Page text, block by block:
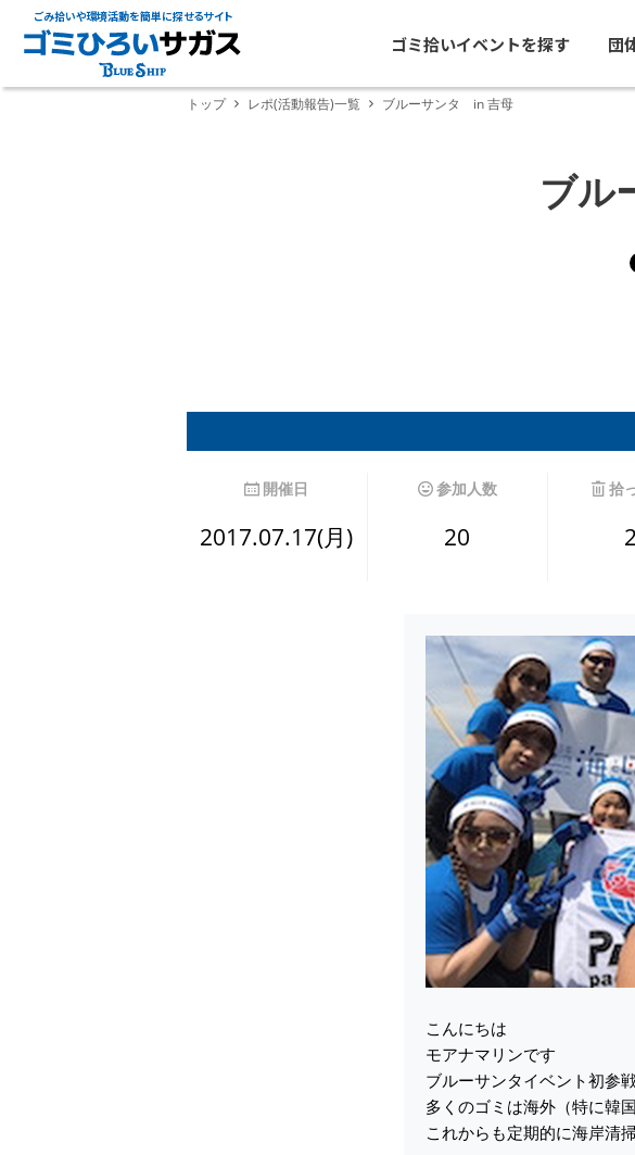
ごみ拾いや環境活動を簡単に探せるサイト
ゴミ拾いイベントを探す 団
トップ レポ(活動報告)一覧 ブルーサンタ in 吉母
ブル
開催日
2017.07.17(月)
参加人数
20
拾
こんにちは
モアナマリンです
ブルーサンタイベント初参
多くのゴミは海外（特に韓
これからも定期的に海岸清